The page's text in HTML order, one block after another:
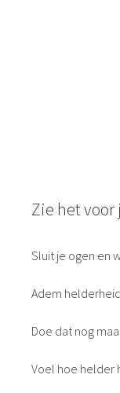
Zie het voor
Sluit je ogen en
Adem
Doe dat nog
Voel hoe helder